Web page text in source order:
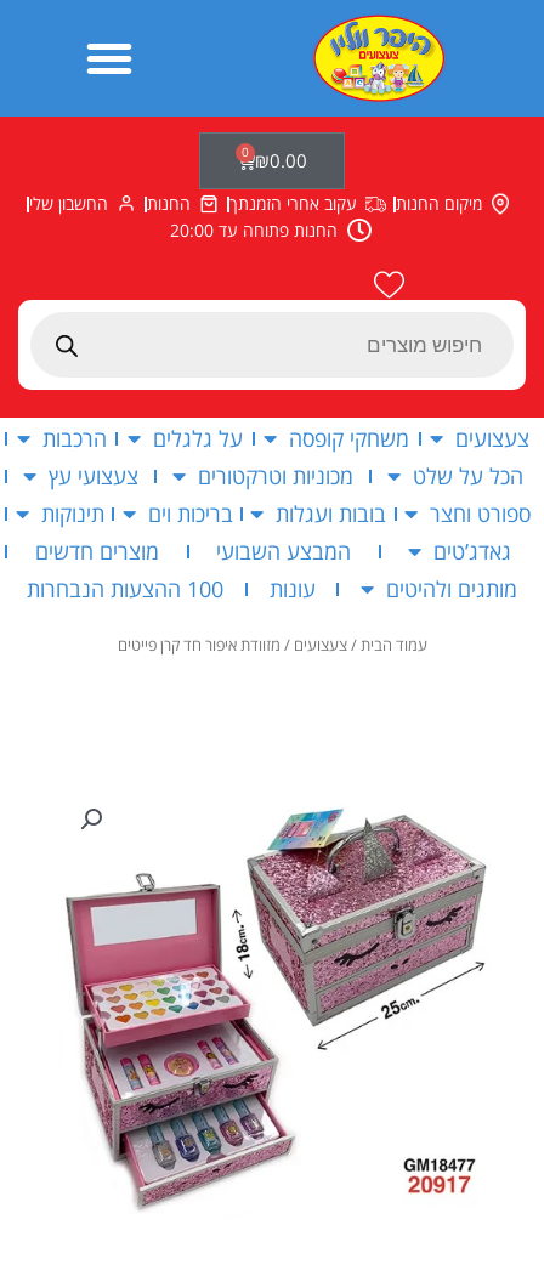
Products
₪0.00
0
עגלת
קניות
מיקום החנות עקוב אחרי הזמנתך החנות
החשבון שלי
החנות פתוחה עד 20:00
צעצועים משחקי קופסה על גלגלים
הרכבות
הכל על שלט
מכוניות וטרקטורים
צעצועי עץ
ספורט וחצר
בובות ועגלות בריכות וים
תינוקות
גאדג’טים
המבצע השבועי
מוצרים חדשים
מותגים ולהיטים
עונות 100 ההצעות הנבחרות
עמוד הבית/צעצועים / מזוודת איפור חד קרן פייטים